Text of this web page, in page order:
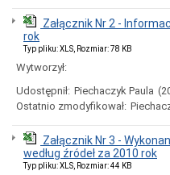
ofert
Rozstrzygnięcia
przetargów
Zamówienia
publiczne
wyłączone
ze
ustawy
pzp
Sprzedaż
Załącznik Nr 2 -
rok
Typ pliku: XLS, Rozmiar: 78 KB
Wytworzył:
Udostępnił: Piechaczyk Paula
Ostatnio zmodyfikował:
Załącznik Nr 3 -
według źródeł za 2010 rok
Typ pliku: XLS, Rozmiar: 44 KB